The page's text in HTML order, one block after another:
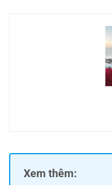
Xem thêm: